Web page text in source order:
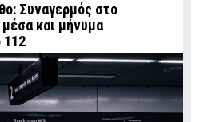
Συναγερμός στο
μέσα και μήνυμα
112